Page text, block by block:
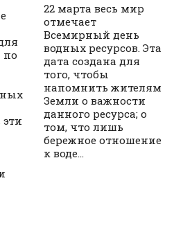
по
22 марта весь мир
отмечает
Всемирный день
водных ресурсов. Эта
дата создана для
того, чтобы
напомнить жителям
Земли о важности
данного ресурса; о
том, что лишь
бережное отношение
к воде...